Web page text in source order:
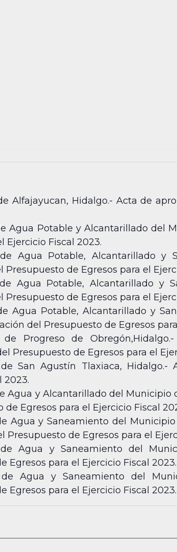
Alfajayucan, Hidalgo.- Acta de
Agua Potable y Alcantarillado del
Ejercicio Fiscal 2023.
Agua Potable, Alcantarillado y
Presupuesto de Egresos para el
Agua Potable, Alcantarillado y
Presupuesto de Egresos para el
Agua Potable, Alcantarillado y
del Presupuesto de Egresos
de Progreso de
Presupuesto de Egresos para el
San Agustín Tlaxiaca, Hidalgo.-
2023.
Agua y Alcantarillado del Municipio
de Egresos para el Ejercicio Fiscal
Agua y Saneamiento del
Presupuesto de Egresos para el
Agua y Saneamiento del
Egresos para el Ejercicio Fiscal 2023.
Agua y Saneamiento del
Egresos para el Ejercicio Fiscal 2023.